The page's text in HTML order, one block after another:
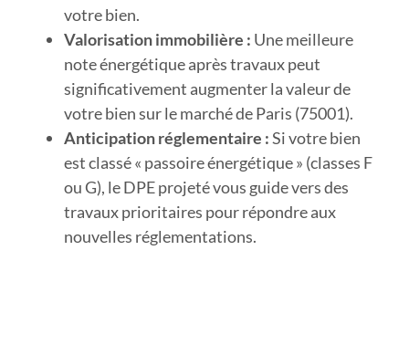
votre bien.
Valorisation immobilière : Une meilleure
note énergétique après travaux peut
significativement augmenter la valeur de
votre bien sur le marché de Paris (75001).
Anticipation réglementaire :Si votre bien
est classé « passoire énergétique » (classes F
ou G), le DPE projeté vous guide vers des
travaux prioritaires pour répondre aux
nouvelles réglementations.